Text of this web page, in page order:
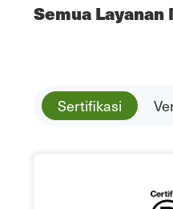
Semua
Sertifikasi